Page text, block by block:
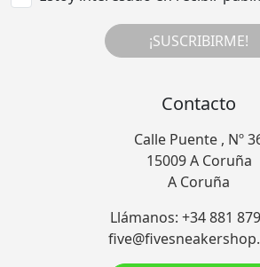
¡SUSCRIBIRME!
Contacto
Calle Puente , Nº
15009 A Coruña
A Coruña
Llámanos: +34 881